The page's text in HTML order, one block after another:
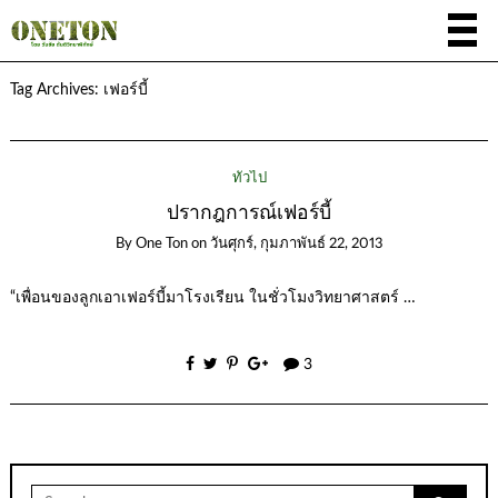
Tag Archives: เฟอร์บี้
ทั่วไป
ปรากฎการณ์เฟอร์บี้
By One Ton on วันศุกร์, กุมภาพันธ์ 22, 2013
“เพื่อนของลูกเอาเฟอร์บี้มาโรงเรียน ในชั่วโมงวิทยาศาสตร์ …
3
Search